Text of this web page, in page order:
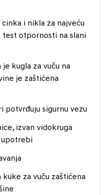
i nikla za najveću
otpornosti na slani
kugla za vuču na
je zaštićena
potvrđuju sigurnu vezu
izvan vidokruga
upotrebi
za vuču zaštićena